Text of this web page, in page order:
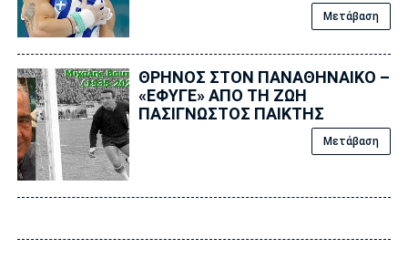
Μετάβαση
ΘΡΗΝΟΣ ΣΤΟΝ ΠΑΝΑΘΗΝΑΙΚΟ –
«ΕΦΥΓΕ» ΑΠΟ ΤΗ ΖΩΗ
ΠΑΣΙΓΝΩΣΤΟΣ ΠΑΙΚΤΗΣ
Μετάβαση